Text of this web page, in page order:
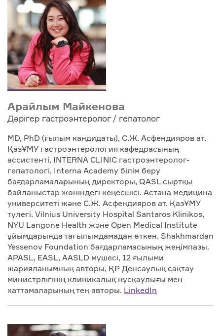
Арайлым Майкенова
Дәрігер гастроэнтеролог / гепатолог
MD, PhD (ғылым кандидаты), С.Ж. Асфендияров ат.
ҚазҰМУ гастроэнтерология кафедрасының
ассистенті, INTERNA CLINIC гастроэнтеролог-
гепатологі, Interna Academy білім беру
бағдарламаларының директоры, QASL сыртқы
байланыстар жөніндегі кеңесшісі. Астана медицина
университеті және С.Ж. Асфендияров ат. ҚазҰМУ
түлегі. Vilnius University Hospital Santaros Klinikos,
NYU Langone Health және Open Medical Institute
ұйымдарында тағылымдамадан өткен. Shakhmardan
Yessenov Foundation бағдарламасының жеңімпазы.
APASL, EASL, AASLD мүшесі, 12 ғылыми
жарияланымның авторы, ҚР Денсаулық сақтау
министрлігінің клиникалық нұсқаулығы мен
хаттамаларының тең авторы. LinkedIn